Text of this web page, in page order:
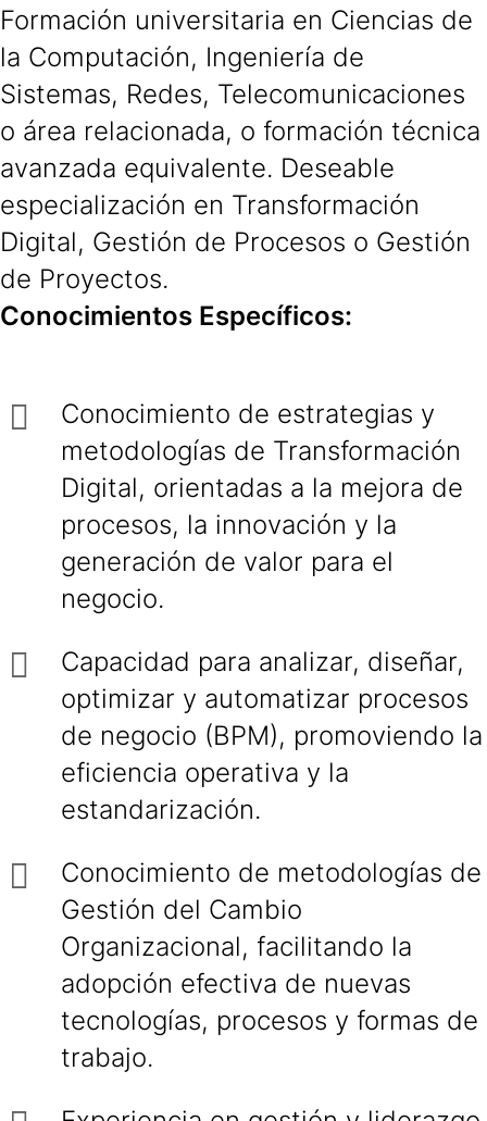
Formación universitaria en Ciencias de
la Computación, Ingeniería de
Sistemas, Redes, Telecomunicaciones
o área relacionada, o formación técnica
avanzada equivalente. Deseable
especialización en Transformación
Digital, Gestión de Procesos o Gestión
de Proyectos.
Conocimientos Específicos:
Conocimiento de estrategias y
metodologías de Transformación
Digital, orientadas a la mejora de
procesos, la innovación y la
generación de valor para el
negocio.
Capacidad para analizar, diseñar,
optimizar y automatizar procesos
de negocio (BPM), promoviendo la
eficiencia operativa y la
estandarización.
Conocimiento de metodologías de
Gestión del Cambio
Organizacional, facilitando la
adopción efectiva de nuevas
tecnologías, procesos y formas de
trabajo.